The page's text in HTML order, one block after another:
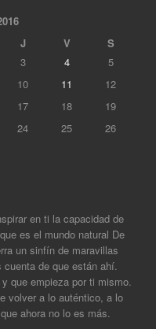
J V S
3 4
5
10 11
12
17 18
19
24 25
26
en ti la capacidad de
es el mundo natural De
un sinfín de maravillas
de que están ahí.
que empieza por ti mismo.
volver a lo auténtico, a lo
ahora no lo es más.